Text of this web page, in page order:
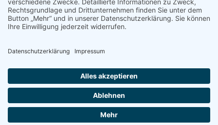
Impressum & Disclaimer
AGB und Widerrufsrecht
Verpackung und Versand
Social Media